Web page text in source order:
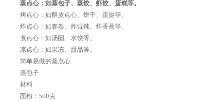
蒸点心：如蒸包子、蒸饺、虾饺、蛋糕等。
烤点心：如酥皮点心、饼干、蛋挞等。
炸点心：如春卷、炸馄饨、炸香蕉等。
煮点心：如汤圆、水饺等。
凉点心：如果冻、甜品等。
简单易做的蒸点心
蒸包子
材料
面粉：500克